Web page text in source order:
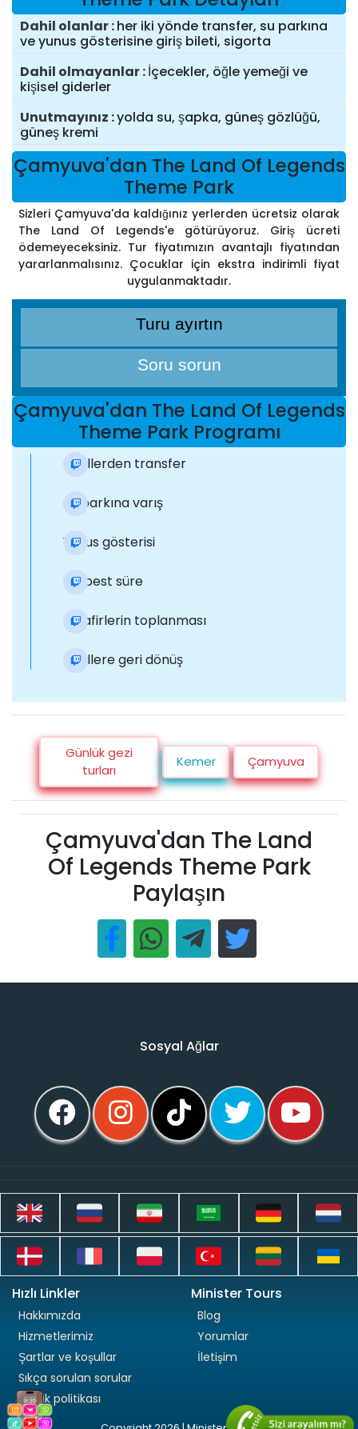
Dahil olanlar her iki yönde transfer, su parkına
ve yunus gösterisine giriş bileti, sigorta
Dahil olmayanlar İçecekler, öğle yemeği ve
kişisel giderler
Unutmayınız yolda su, şapka, güneş gözlüğü,
güneş kremi
Çamyuva'dan The Land Of Legends
Theme Park
Sizleri Çamyuva'da kaldığınız yerlerden ücretsiz olarak
The Land Of Legends'e götürüyoruz. Giriş ücreti
ödemeyeceksiniz. Tur fiyatımızın avantajlı fiyatından
yararlanmalısınız. Çocuklar için ekstra indirimli fiyat
uygulanmaktadır.
Turu ayırtın
Soru sorun
Çamyuva'dan The Land Of Legends
Theme Park Programı
Otellerden transfer
Su parkına varış
Yunus gösterisi
Serbest süre
Misafirlerin toplanması
Otellere geri dönüş
Günlük gezi
turları
Kemer Çamyuva
Çamyuva'dan The Land
Of Legends Theme Park
Paylaşın
Sosyal Ağlar
Hızlı Linkler
Hakkımızda
Hizmetlerimiz
Şartlar ve koşullar
Sıkça sorulan sorular
Gizlilik politikası
Minister Tours
Blog
Yorumlar
İletişim